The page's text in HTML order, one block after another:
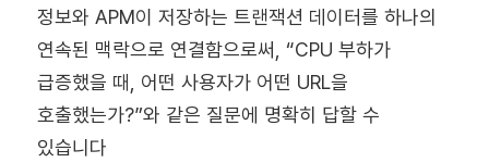
정보와 APM이 저장하는 트랜잭션 데이터를 하나의
연속된 맥락으로 연결함으로써, “CPU 부하가
급증했을 때, 어떤 사용자가 어떤 URL을
호출했는가?”와 같은 질문에 명확히 답할 수
있습니다